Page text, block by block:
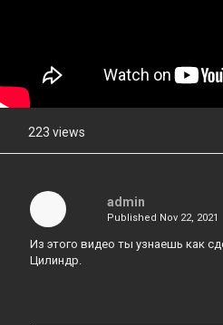
223 views
admin
Published Nov 22, 2021
Из этого видео ты узнаешь как
Цилиндр.